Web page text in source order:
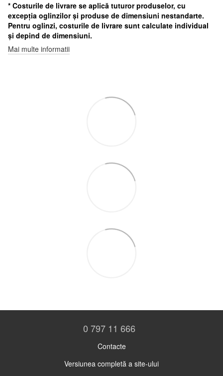
* Costurile de livrare se aplică tuturor produselor, cu
excepția oglinzilor și produse de dimensiuni nestandarte.
Pentru oglinzi, costurile de livrare sunt calculate individual
și depind de dimensiuni.
Mai multe informatii
0 797 11 666
Contacte
Versiunea completă a site-ului